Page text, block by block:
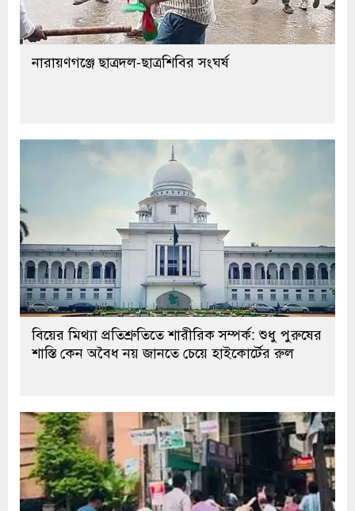
নারায়ণগঞ্জে ছাত্রদল-ছাত্রশিবির সংঘর্ষ
বিয়ের মিথ্যা প্রতিশ্রুতিতে শারীরিক সম্পর্ক: শুধু পুরুষের
শাস্তি কেন অবৈধ নয় জানতে চেয়ে হাইকোর্টের রুল